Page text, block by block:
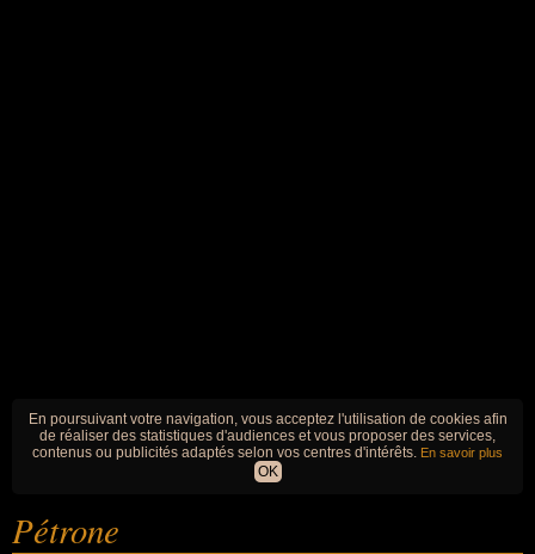
En poursuivant votre navigation, vous acceptez l'utilisation de cookies afin
de réaliser des statistiques d'audiences et vous proposer des services,
contenus ou publicités adaptés selon vos centres d'intérêts. En savoir plus
OK
Pétrone